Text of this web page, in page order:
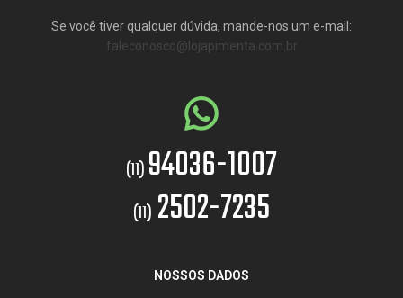
Se você tiver qualquer dúvida, mande-nos um e-mail:
faleconosco@lojapimenta.com.br
(11) 94036-1007
(11) 2502-7235
NOSSOS DADOS